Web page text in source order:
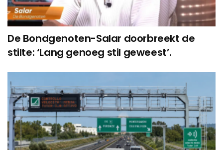
De Bondgenoten-Salar doorbreekt de
stilte: ‘Lang genoeg stil geweest’.